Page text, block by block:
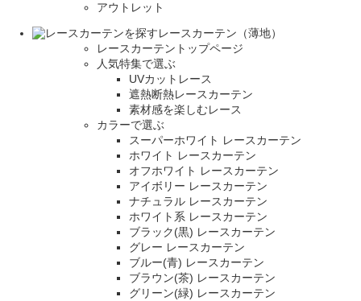
アウトレット
レースカーテン（薄地）
レースカーテントップページ
人気特集で選ぶ
UVカットレース
遮熱断熱レースカーテン
素材感を楽しむレース
カラーで選ぶ
スーパーホワイト レースカーテン
ホワイト レースカーテン
オフホワイト レースカーテン
アイボリー レースカーテン
ナチュラル レースカーテン
ホワイト系 レースカーテン
ブラック(黒) レースカーテン
グレー レースカーテン
ブルー(青) レースカーテン
ブラウン(茶) レースカーテン
グリーン(緑) レースカーテン